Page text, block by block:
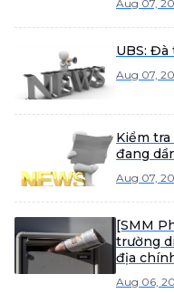
Aug 07,
UBS:
Aug 07,
Kiểm
đang
Aug 07,
[SMM
trường
địa
Aug 06,